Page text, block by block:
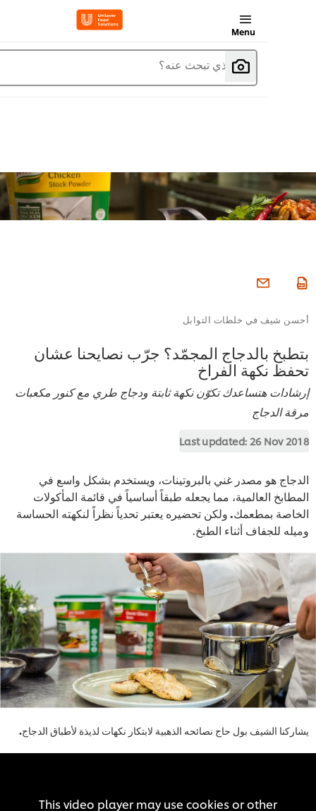
ما الذي تبحث عنه؟
شيف في خلطات التوابل
بالدجاج المجمّد؟ جرّب نصايحنا عشان
نكهة الفراخ
هتساعدك تكوّن نكهة ثابتة ودجاج طري مع كنور مكعبات
الدجاج
Last updated:26 Nov
هو مصدر غني بالبروتينات، ويستخدم بشكل واسع في
العالمية، مما يجعله طبقاً أساسياً في قائمة المأكولات
بمطعمك.ولكن تحضيره يعتبر تحدياً نظراً لنكهته الحساسة
للجفاف أثناء الطبخ.
الشيف بول حاج نصائحه الذهبية لابتكار نكهات لذيذة لأطباق الدجاج.
This video player may use cookies or other